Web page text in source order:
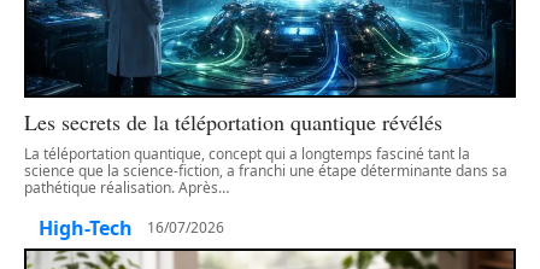
Les secrets de la téléportation quantique révélés
La téléportation quantique, concept qui a longtemps fasciné tant la
science que la science-fiction, a franchi une étape déterminante dans sa
pathétique réalisation. Après…
High-Tech 16/07/2026